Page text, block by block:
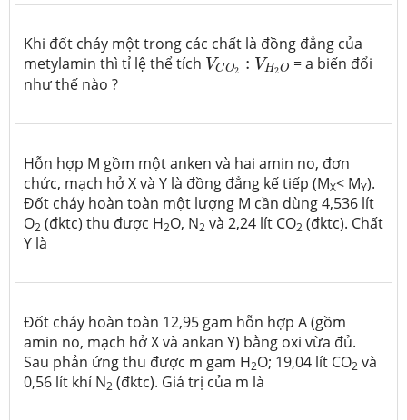
Khi đốt cháy một trong các chất là đồng đẳng của
metylamin thì tỉ lệ thể tích VCO2 : VH2O
VCO2:VH2O= a biến đổi
như thế nào ?
Hỗn hợp M gồm một anken và hai amin no, đơn
chức, mạch hở X và Y là đồng đẳng kế tiếp (MX< MY).
Đốt cháy hoàn toàn một lượng M cần dùng 4,536 lít
O2 (đktc) thu được H2O, N2 và 2,24 lít CO2 (đktc). Chất
Y là
Đốt cháy hoàn toàn 12,95 gam hỗn hợp A (gồm
amin no, mạch hở X và ankan Y) bằng oxi vừa đủ.
Sau phản ứng thu được m gam H2O; 19,04 lít CO2 và
0,56 lít khí N2 (đktc). Giá trị của m là